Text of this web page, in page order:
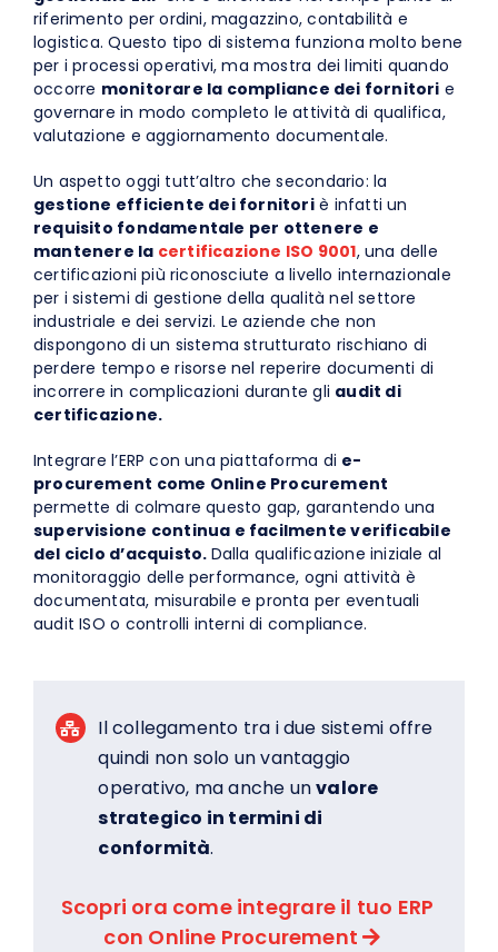
riferimento per ordini, magazzino, contabilità e
logistica. Questo tipo di sistema funziona molto bene
per i processi operativi, ma mostra dei limiti quando
occorre monitorare la compliance dei fornitori e
governare in modo completo le attività di qualifica,
valutazione e aggiornamento documentale.
Un aspetto oggi tutt’altro che secondario: la
gestione efficiente dei fornitoriè infatti un
requisito fondamentale per ottenere e
mantenere la certificazione ISO 9001, una delle
certificazioni più riconosciute a livello internazionale
per i sistemi di gestione della qualità nel settore
industriale e dei servizi. Le aziende che non
dispongono di un sistema strutturato rischiano di
perdere tempo e risorse nel reperire documenti di
incorrere in complicazioni durante gli audit di
certificazione.
Integrare l’ERP con una piattaforma di e-
procurement come Online Procurement
permette di colmare questo gap, garantendo una
supervisione continua e facilmente verificabile
del ciclo d’acquisto. Dalla qualificazione iniziale al
monitoraggio delle performance, ogni attività è
documentata, misurabile e pronta per eventuali
audit ISO o controlli interni di compliance.
Il collegamento tra i due sistemi offre
quindi non solo un vantaggio
operativo, ma anche unvalore
strategico in termini di
conformità.
Scopri ora come integrare il tuo ERP
con Online Procurement